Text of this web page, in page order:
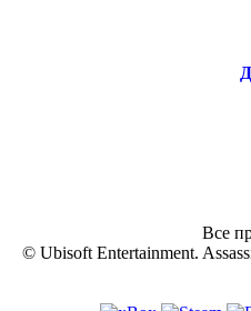
Все
© Ubisoft Entertainment.